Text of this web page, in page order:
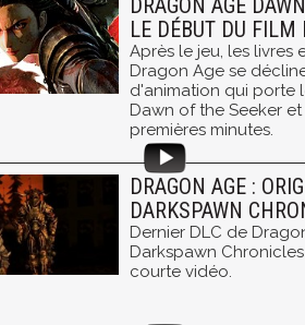
DRAGON AGE
LE DÉBUT DU FILM
Après le jeu, les livres
Dragon Age se
d'animation qui porte
Dawn of the Seeker
premières minutes.
DRAGON AGE :
DARKSPAWN
Dernier DLC de
Darkspawn
courte vidéo.